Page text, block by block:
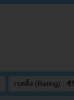
เรตติ้ง (Rating) : ซี